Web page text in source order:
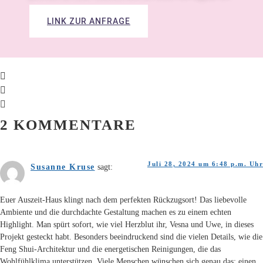
LINK ZUR ANFRAGE
2 KOMMENTARE
Susanne Kruse sagt: Juli 28, 2024 um 6:48 p.m. Uhr
Euer Auszeit-Haus klingt nach dem perfekten Rückzugsort! Das liebevolle
Ambiente und die durchdachte Gestaltung machen es zu einem echten
Highlight. Man spürt sofort, wie viel Herzblut ihr, Vesna und Uwe, in dieses
Projekt gesteckt habt. Besonders beeindruckend sind die vielen Details, wie die
Feng Shui-Architektur und die energetischen Reinigungen, die das